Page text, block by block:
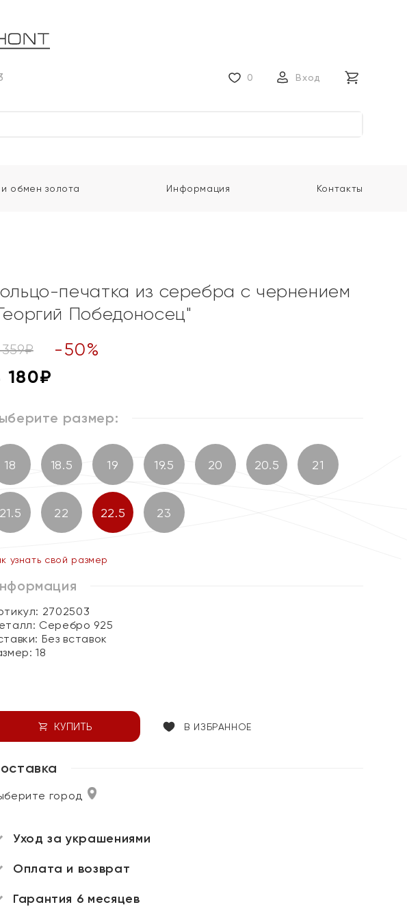
0 Вход
обмен золота Информация Контакты
печатка из серебра с чернением
Победоносец"
₽ -50%
180₽
размер:
18 18.5 19 19.5 20 20.5 21
21.5 22 22.5 23
узнать свой размер
2702503
Серебро 925
Без вставок
18
КУПИТЬ В ИЗБРАННОЕ
город
Уход за украшениями
Оплата и возврат
Гарантия 6 месяцев